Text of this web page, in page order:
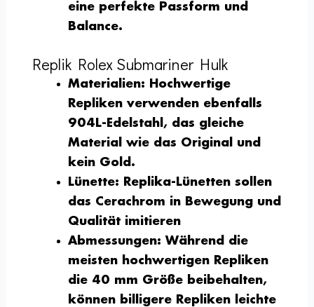
eine perfekte Passform und
Balance.
Replik Rolex Submariner Hulk
Materialien: Hochwertige
Repliken verwenden ebenfalls
904L-Edelstahl, das gleiche
Material wie das Original und
kein Gold.
Lünette: Replika-Lünetten sollen
das Cerachrom in Bewegung und
Qualität imitieren
Abmessungen: Während die
meisten hochwertigen Repliken
die 40 mm Größe beibehalten,
können billigere Repliken leichte